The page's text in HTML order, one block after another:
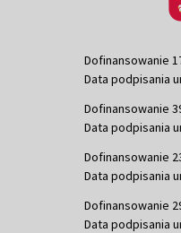
Dofinansowanie
Data podpisania
Dofinansowanie
Data podpisania
Dofinansowanie
Data podpisania
Dofinansowanie
Data podpisania